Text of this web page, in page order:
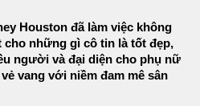
Houston đã làm việc không
cho những gì cô tin là tốt đẹp,
người và đại diện cho phụ nữ
vang với niềm đam mê sân